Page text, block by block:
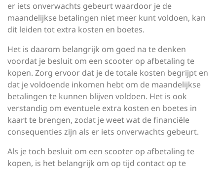
er iets onverwachts gebeurt waardoor je de
maandelijkse betalingen niet meer kunt voldoen, kan
dit leiden tot extra kosten en boetes.
Het is daarom belangrijk om goed na te denken
voordat je besluit om een scooter op afbetaling te
kopen. Zorg ervoor dat je de totale kosten begrijpt en
dat je voldoende inkomen hebt om de maandelijkse
betalingen te kunnen blijven voldoen. Het is ook
verstandig om eventuele extra kosten en boetes in
kaart te brengen, zodat je weet wat de financiële
consequenties zijn als er iets onverwachts gebeurt.
Als je toch besluit om een scooter op afbetaling te
kopen, is het belangrijk om op tijd contact op te